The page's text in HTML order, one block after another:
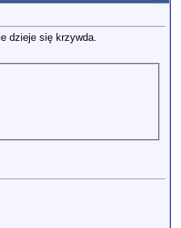
dzieje się krzywda.